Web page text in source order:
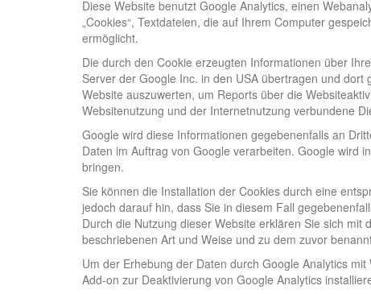
Diese Website benutzt Google Analytics, einen
„Cookies“, Textdateien, die auf Ihrem Computer
ermöglicht.
Die durch den Cookie erzeugten Informationen über
Server der Google Inc. in den USA übertragen und
Website auszuwerten, um Reports über die
Websitenutzung und der Internetnutzung verbundene
Google wird diese Informationen gegebenenfalls an
Daten im Auftrag von Google verarbeiten. Google wird
bringen.
Sie können die Installation der Cookies durch eine
jedoch darauf hin, dass Sie in diesem Fall
Durch die Nutzung dieser Website erklären Sie sich
beschriebenen Art und Weise und zu dem zuvor
Um der Erhebung der Daten durch Google Analytics
Add-on zur Deaktivierung von Google Analytics